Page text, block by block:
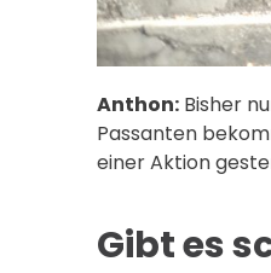
Anthon: Bisher
Passanten
einer Aktion
Gibt es